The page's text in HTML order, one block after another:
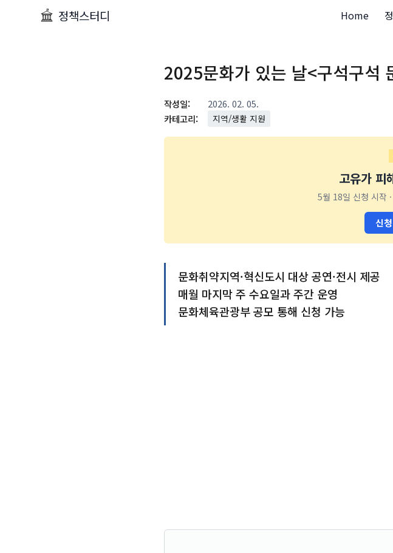
정책스터디 Home
정부
2025문화가 있는 날<구석구석
작성일:
2026. 02. 05.
카테고리:
지역/생활 지원
고유가 피
5월 18일 신청 시작
신
문화취약지역·혁신도시 대상 공연·전시 제공
매월 마지막 주 수요일과 주간 운영
문화체육관광부 공모 통해 신청 가능